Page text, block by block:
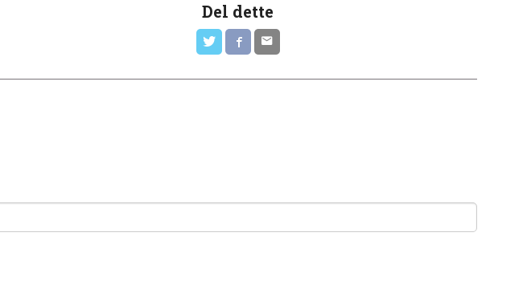
Del dette